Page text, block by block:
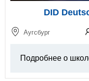
DID
Аугсбург
Подробнее о